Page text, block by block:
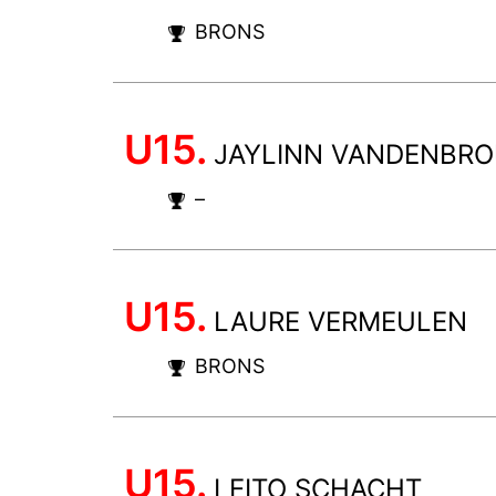
BRONS
U15. JAYLINN
–
U15. LAURE VERMEULEN
BRONS
U15. LEITO SCHACHT